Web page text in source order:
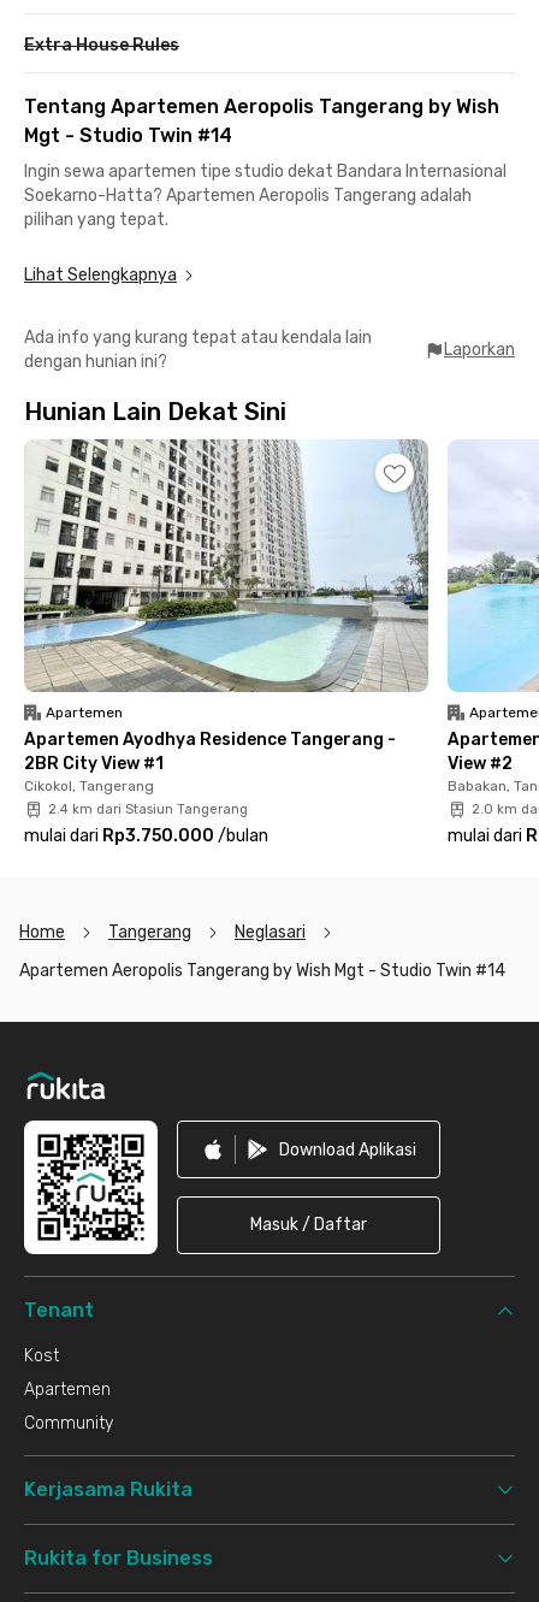
Extra House Rules
Tentang Apartemen Aeropolis Tangerang by Wish
Mgt - Studio Twin #14
Ingin sewa apartemen tipe studio dekat Bandara Internasional
Soekarno-Hatta? Apartemen Aeropolis Tangerang adalah
pilihan yang tepat.
Terletak di lokasi strategis, tinggal di apartemen Tangerang ini
pastinya akan memudahkan berbagai aktivitasmu sehari-hari.
membutuhkan waktu kurang dari 30 menit perjalanan saja.
pusat perbelanjaan hingga kuliner di sekitarnya, seperti
TangCity Mall, Pasar Lama Tangerang, Kopi Bajawa Flores,
hingga McDonald’s.
Apartemen di Tangerang ini menyediakan unit berperabot
lengkap dengan AC, TV, kamar mandi dengan shower dan
wastafel, kulkas, hingga dispenser. Komplet banget, kan? Yuk,
langsung booking sekarang juga untuk upgrade gaya hidupmu
sebelum kehabisan unitnya!
Lihat Selengkapnya
Ada info yang kurang tepat atau kendala lain
dengan hunian ini?
Laporkan
Hunian Lain Dekat Sini
Apartemen
Apartemen Ayodhya Residence Tangerang -
2BR City View #1
Cikokol, Tangerang
2.4 km dari Stasiun Tangerang
mulai dari Rp3.750.000 /bulan
View #2
Babakan,
2.0 km
mulai dari
Home Tangerang
Neglasari
Apartemen Aeropolis Tangerang by Wish Mgt - Studio Twin #14
Download Aplikasi
Masuk / Daftar
Tenant
Kost
Apartemen
Community
Kerjasama Rukita
Rukita for Business